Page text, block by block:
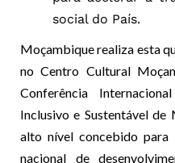
social do País.
Moçambique realiza esta
no Centro Cultural
Conferência
Inclusivo e Sustentável de
alto nível concebido
nacional de